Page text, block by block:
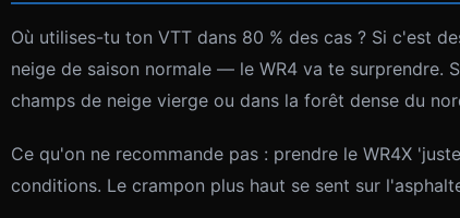
Où utilises-tu ton VTT dans 80 % des cas ? Si c'est
neige de saison normale — le WR4 va te surprendre.
champs de neige vierge ou dans la forêt dense du
Ce qu'on ne recommande pas : prendre le WR4X
conditions. Le crampon plus haut se sent sur